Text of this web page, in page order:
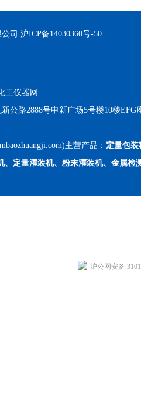
司 沪ICP备14030360号-50
工仪器网
公路2888号申新广场5号楼10楼EFG
主营产品： 定量包装
、定量灌装机、粉末灌装机、金属检
沪公网安备